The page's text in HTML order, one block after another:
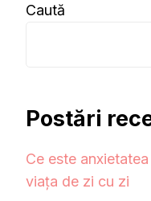
Caută
Postări
Ce este
viața de zi cu zi